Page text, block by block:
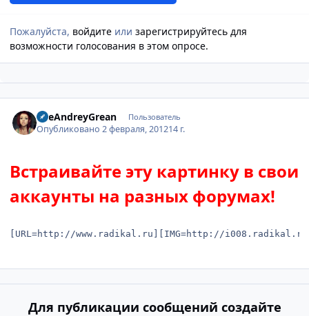
Пожалуйста, войдите или зарегистрируйтесь для
возможности голосования в этом опросе.
TheAndreyGrean Пользователь
Опубликовано2 февраля, 201214 г.
Встраивайте эту картинку в свои
аккаунты на разных форумах!
[URL=http://www.radikal.ru][IMG=http://i008.radikal.ru/
Для публикации сообщений создайте